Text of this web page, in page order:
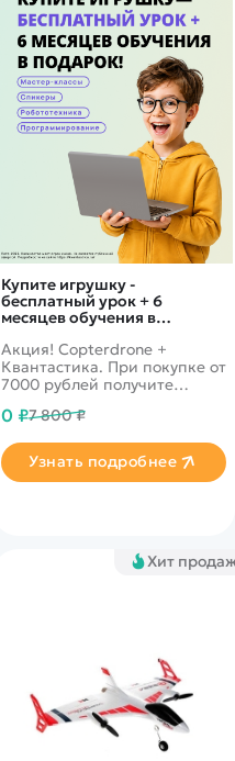
Купите игрушку -
бесплатный урок + 6
месяцев обучения в
Акция! Copterdrone +
Квантастика. При покупке от
7000 рублей получите
нашего партнера
0 ₽7 800 ₽
Узнать подробнее
Хит